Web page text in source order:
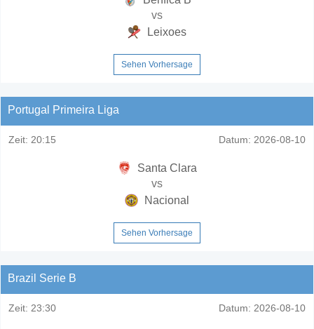
vs
Leixoes
Sehen Vorhersage
Portugal Primeira Liga
Zeit: 20:15 Datum: 2026-08-10
Santa Clara
vs
Nacional
Sehen Vorhersage
Brazil Serie B
Zeit: 23:30 Datum: 2026-08-10